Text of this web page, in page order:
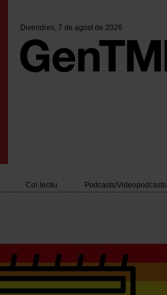
Divendres, 7 de agost de 2026
Col·lectiu Podcasts/Videopodcasts